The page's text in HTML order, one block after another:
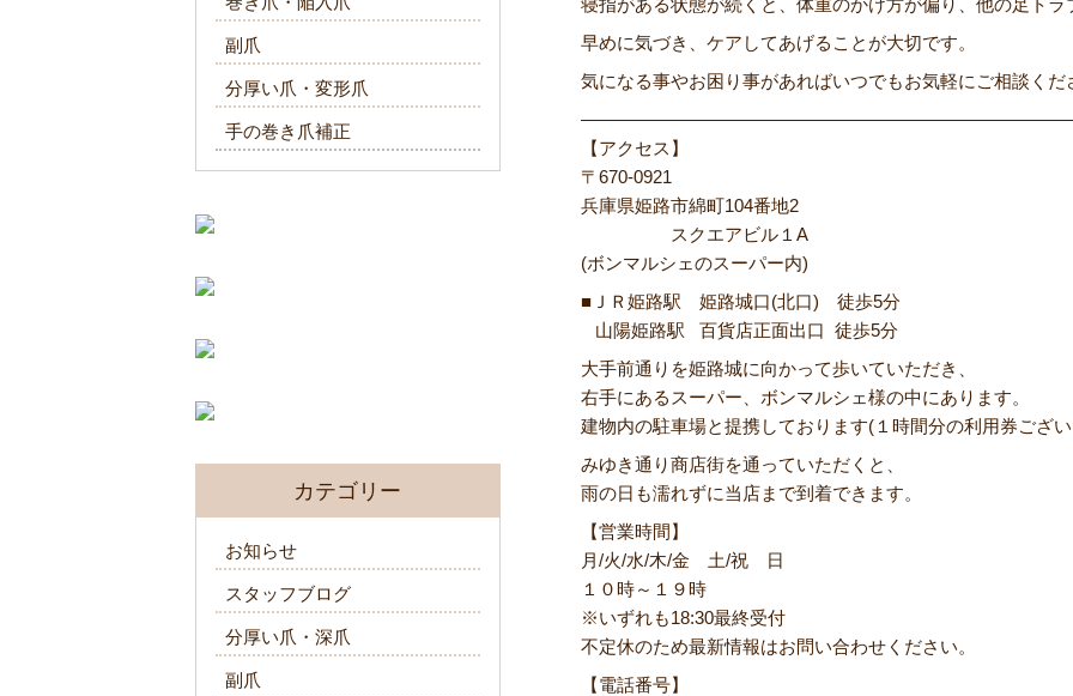
寝指がある状態が続くと、体重のかけ方が偏り、他の足ト
早めに気づき、ケアしてあげることが大切です。
気になる事やお困り事があればいつでもお気軽にご相談くだ
【アクセス】
〒670‐0921
兵庫県姫路市綿町104番地2
スクエアビル１A
(ボンマルシェのスーパー内)
■ＪＲ姫路駅 姫路城口(北口) 徒歩5分
山陽姫路駅 百貨店正面出口 徒歩5分
大手前通りを姫路城に向かって歩いていただき、
右手にあるスーパー、ボンマルシェ様の中にあります。
建物内の駐車場と提携しております(１時間分の利用券ござ
みゆき通り商店街を通っていただくと、
雨の日も濡れずに当店まで到着できます。
【営業時間】
月/火/水/木/金 土/祝 日
１０時～１９時
※いずれも18:30最終受付
不定休のため最新情報はお問い合わせください。
【電話番号】
副爪
分厚い爪・変形爪
手の巻き爪補正
カテゴリー
お知らせ
スタッフブログ
分厚い爪・深爪
副爪